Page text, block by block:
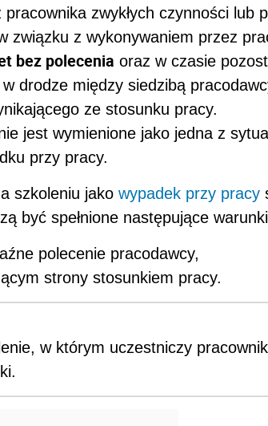
zwykłych czynności lub
związku z wykonywaniem przez
bez polecenia oraz w czasie
drodze między siedzibą
ze stosunku pracy.
jest wymienione jako jedna z
przy pracy.
szkoleniu jako wypadek przy pracy
być spełnione następujące
polecenie pracodawcy,
strony stosunkiem pracy.
w którym uczestniczy